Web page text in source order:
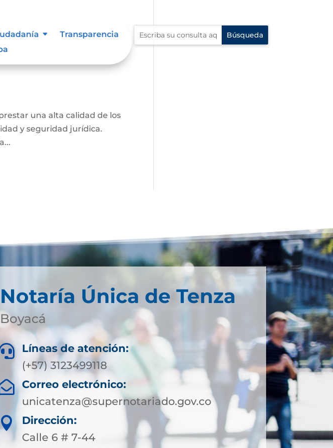
Transparencia
una alta calidad de los
y seguridad jurídica.
Notaría Única de Tenza
Boyacá
Líneas de atención:
(+57) 3123499118
Correo electrónico:
unicatenza@supernotariado.gov.co

Dirección:
Calle 6 # 7-44